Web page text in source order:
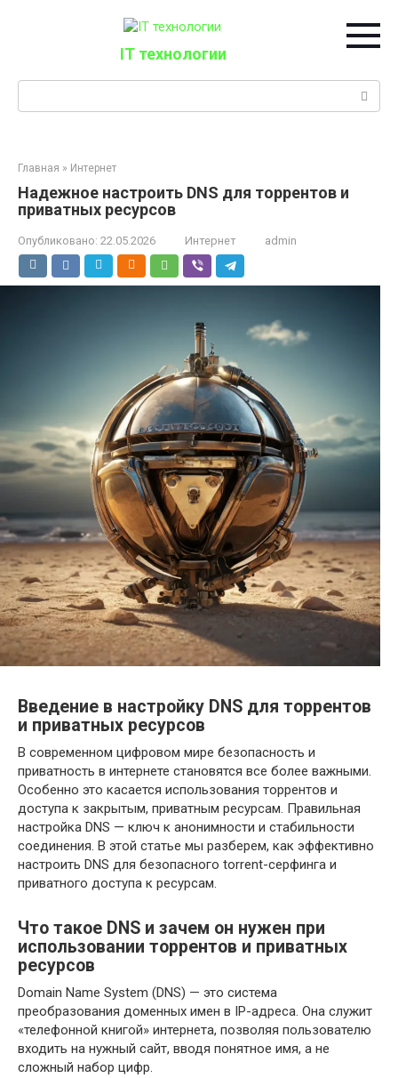
IT технологии
Главная » Интернет
Надежное настроить DNS для торрентов и
приватных ресурсов
Опубликовано: 22.05.2026 Интернет admin
Введение в настройку DNS для торрентов
и приватных ресурсов
В современном цифровом мире безопасность и
приватность в интернете становятся все более важными.
Особенно это касается использования торрентов и
доступа к закрытым, приватным ресурсам. Правильная
настройка DNS — ключ к анонимности и стабильности
соединения. В этой статье мы разберем, как эффективно
настроить DNS для безопасного torrent-серфинга и
приватного доступа к ресурсам.
Что такое DNS и зачем он нужен при
использовании торрентов и приватных
ресурсов
Domain Name System (DNS) — это система
преобразования доменных имен в IP-адреса. Она служит
«телефонной книгой» интернета, позволяя пользователю
входить на нужный сайт, вводя понятное имя, а не
сложный набор цифр.